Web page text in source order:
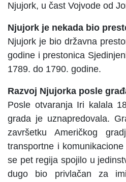
Njujork, u čast Vojvode od
Njujork je nekada bio
Njujork je bio državna
godine i prestonica
1789. do 1790. godine.
Razvoj Njujorka posle
Posle otvaranja Iri kalala
grada je uznapredovala.
završetku Američkog
transportne i
se pet regija spojilo u
dugo bio privlačan za